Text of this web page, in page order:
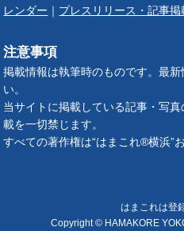
レンダー
プレスリリース・記事掲
注意事項
掲載情報は執筆時のものです。最
い。
当サイトに掲載している記事・写
載を一切禁じます。
すべての著作権は“はまこれ®横浜”
はまこれは登
Copyright © HAMAKORE